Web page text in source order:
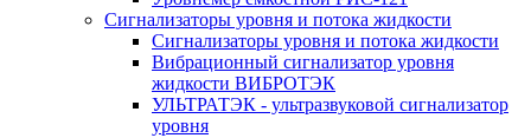
Сигнализаторы уровня и потока жидкости
Сигнализаторы уровня и потока жидкости
Вибрационный сигнализатор уровня
жидкости ВИБРОТЭК
УЛЬТРАТЭК - ультразвуковой сигнализатор
уровня